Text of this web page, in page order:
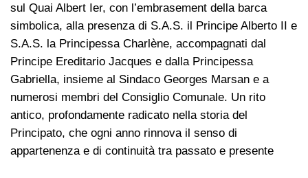
sul Quai Albert Ier, con l’embrasement della barca
simbolica, alla presenza di S.A.S. il Principe Alberto II e
S.A.S. la Principessa Charlène, accompagnati dal
Principe Ereditario Jacques e dalla Principessa
Gabriella, insieme al Sindaco Georges Marsan e a
numerosi membri del Consiglio Comunale. Un rito
antico, profondamente radicato nella storia del
Principato, che ogni anno rinnova il senso di
appartenenza e di continuità tra passato e presente